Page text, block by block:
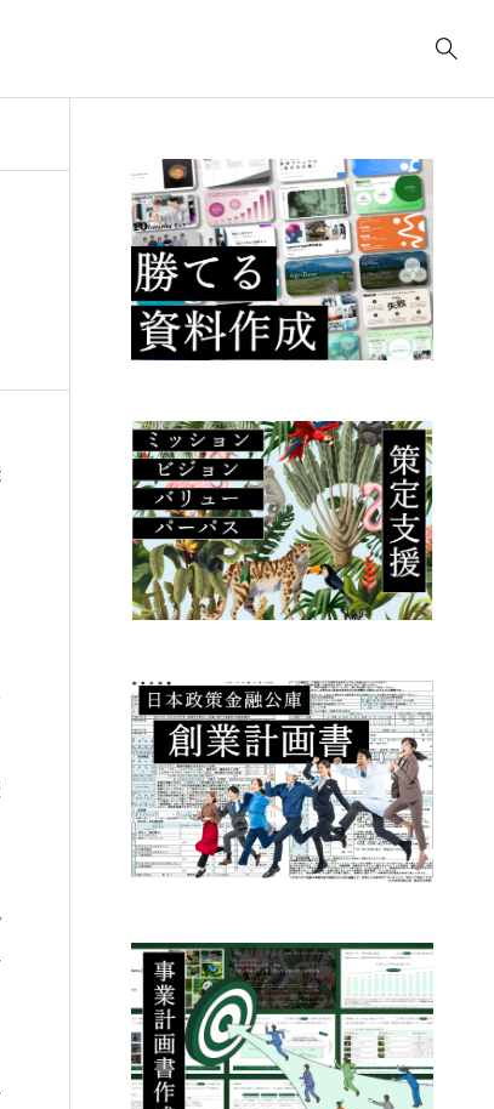
2622
コンサルティング
2025.09.23
クラウド移行に必要な
事前準備は何か？